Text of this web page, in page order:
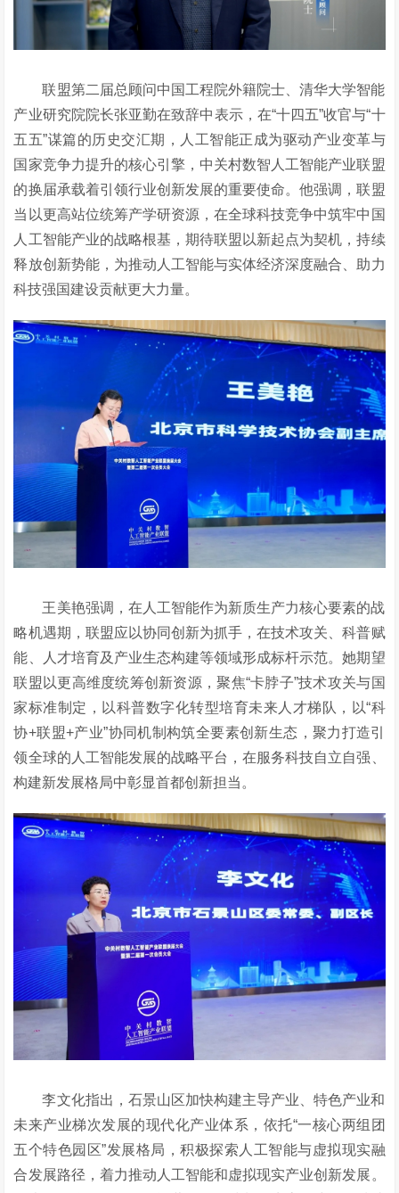
联盟第二届总顾问中国工程院外籍院士、清华大学智能
产业研究院院长张亚勤在致辞中表示，在“十四五”收官与“十
五五”谋篇的历史交汇期，人工智能正成为驱动产业变革与
国家竞争力提升的核心引擎，中关村数智人工智能产业联盟
的换届承载着引领行业创新发展的重要使命。他强调，联盟
当以更高站位统筹产学研资源，在全球科技竞争中筑牢中国
人工智能产业的战略根基，期待联盟以新起点为契机，持续
释放创新势能，为推动人工智能与实体经济深度融合、助力
科技强国建设贡献更大力量。
王美艳强调，在人工智能作为新质生产力核心要素的战
略机遇期，联盟应以协同创新为抓手，在技术攻关、科普赋
能、人才培育及产业生态构建等领域形成标杆示范。她期望
联盟以更高维度统筹创新资源，聚焦“卡脖子”技术攻关与国
家标准制定，以科普数字化转型培育未来人才梯队，以“科
协+联盟+产业”协同机制构筑全要素创新生态，聚力打造引
领全球的人工智能发展的战略平台，在服务科技自立自强、
构建新发展格局中彰显首都创新担当。
李文化指出，石景山区加快构建主导产业、特色产业和
未来产业梯次发展的现代化产业体系，依托“一核心两组团
五个特色园区”发展格局，积极探索人工智能与虚拟现实融
合发展路径，着力推动人工智能和虚拟现实产业创新发展。